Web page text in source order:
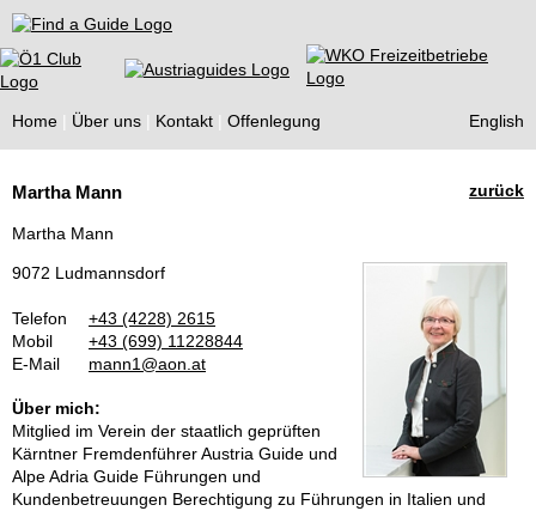
Find a Guide
Home Über uns Kontakt Offenlegung English
Guides
zurück
Martha Mann
Martha Mann
9072 Ludmannsdorf
Telefon
+43 (4228) 2615
Mobil
+43 (699) 11228844
E-Mail
mann1@aon.at
Über mich:
Mitglied im Verein der staatlich geprüften
Kärntner Fremdenführer Austria Guide und
Alpe Adria Guide Führungen und
Kundenbetreuungen Berechtigung zu Führungen in Italien und